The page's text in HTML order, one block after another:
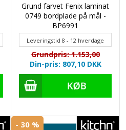
Grund farvet Fenix laminat
0749 bordplade på mål -
BP6991
Leveringstid 8 - 12 hverdage
Grundpris: 1.153,00
Din-pris: 807,10 DKK
- 30 %